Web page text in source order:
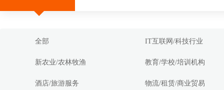
全部 IT互联网/科技行业
新农业/农林牧渔 教育/学校/培训机构
酒店/旅游服务 物流/租赁/商业贸易